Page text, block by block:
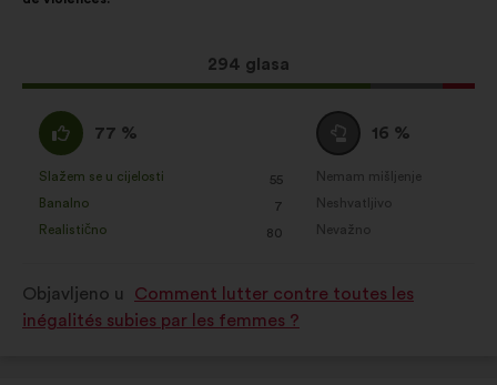
Ovaj
prijedlog
294 glasa
Slažem
:
77 %
stavljena
oznaka:
Slažem se u cijelosti
: 55
put
Banalno
: 7
put
Realistično
: 80
put
Niti
se
slažem
niti
neslažem
16 %
stavljena
Nemam mišljenje
:put
Neshvatljivo
:put
Nevažno
:put
Objavljeno u
Comment lutter contre toutes les
inégalités subies par les femmes ?